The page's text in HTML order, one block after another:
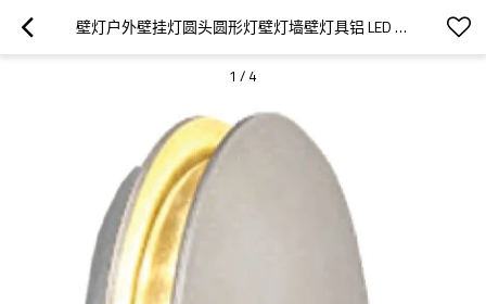
壁灯户外壁挂灯圆头圆形灯壁灯墙壁灯具铝 LED 6W 简洁现代风格铝 IP65 定制 WD-B200
1 / 4